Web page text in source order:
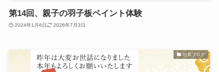
第14回、親子の羽子板ペイント体験
2024年1月6日 2026年7月3日
社長ブログ